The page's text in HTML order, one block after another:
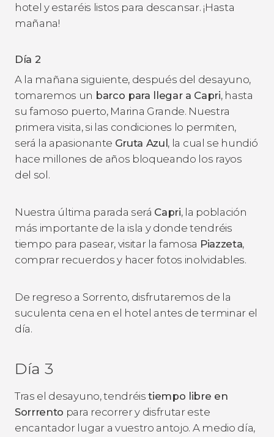
hotel y estaréis listos para descansar. ¡Hasta
mañana!
Día 2
A la mañana siguiente, después del desayuno,
tomaremos un barco para llegar a Capri, hasta
su famoso puerto, Marina Grande. Nuestra
primera visita, si las condiciones lo permiten,
será la apasionante Gruta Azul, la cual se hundió
hace millones de años bloqueando los rayos
del sol.
Nuestra última parada será Capri, la población
más importante de la isla y donde tendréis
tiempo para pasear, visitar la famosa Piazzeta,
comprar recuerdos y hacer fotos inolvidables.
De regreso a Sorrento, disfrutaremos de la
suculenta cena en el hotel antes de terminar el
día.
Día 3
Tras el desayuno, tendréistiempo libre en
Sorrrento para recorrer y disfrutar este
encantador lugar a vuestro antojo. A medio día,